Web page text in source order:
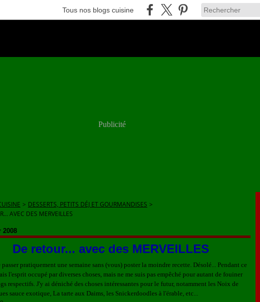
Tous nos blogs cuisine
Publicité
> DESSERTS, PETITS DÉJ ET GOURMANDISES >
AVEC DES MERVEILLES
2008
De retour... avec des MERVEILLES
passer pratiquement une semaine sans (vous) poster la moindre recette. Désolé... Pendant ce
l'esprit occupé par diverses choses, mais ne me suis pas empêché pour autant de fouiner
respectifs. J'y ai déniché des choses intéressantes pour le futur, notamment les Noix de
sauce exotique, La tarte aux Daims, les Snickerdoodles à l'érable, etc...